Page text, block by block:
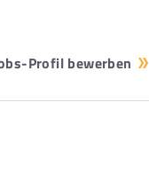
Profil bewerben